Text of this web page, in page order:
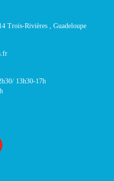
Trois-Rivières , Guadeloupe
13h30-17h